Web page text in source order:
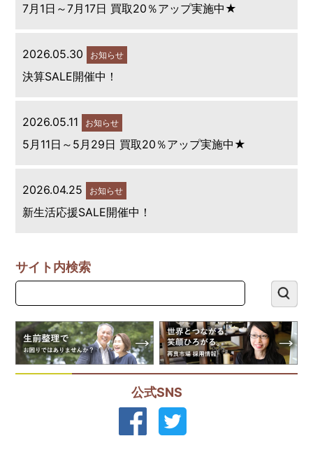
7月1日～7月17日 買取20％アップ実施中★
2026.05.30 お知らせ
決算SALE開催中！
2026.05.11 お知らせ
5月11日～5月29日 買取20％アップ実施中★
2026.04.25 お知らせ
新生活応援SALE開催中！
サイト内検索
公式SNS